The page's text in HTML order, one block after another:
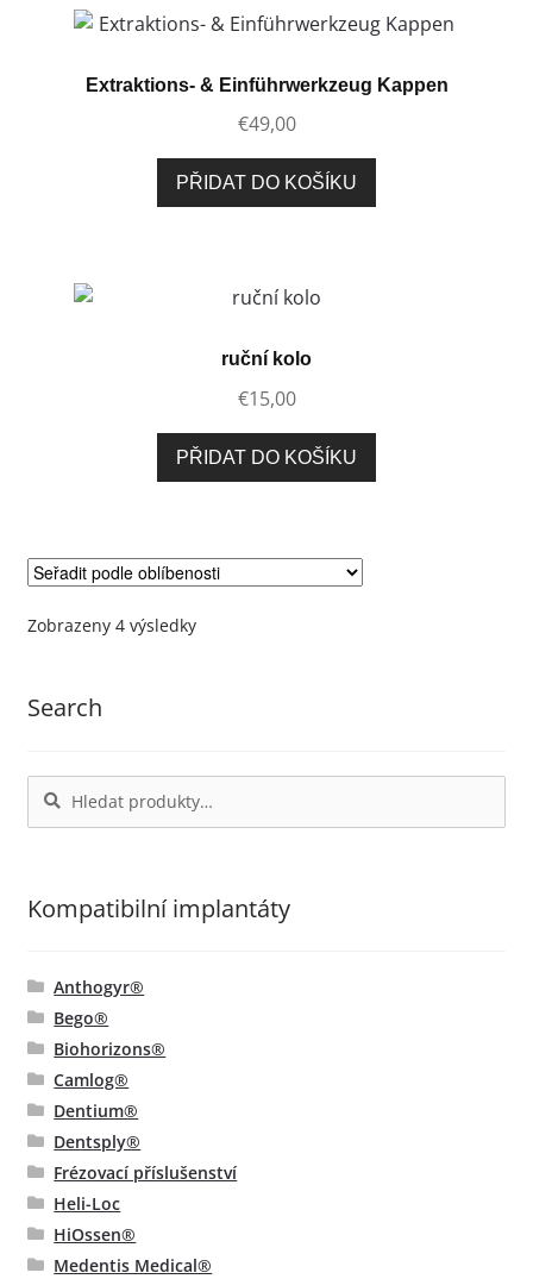
Extraktions- & Einführwerkzeug Kappen
€49,00
PŘIDAT DO KOŠÍKU
ruční kolo
€15,00
PŘIDAT DO KOŠÍKU
Zobrazeny 4 výsledkySeřazeno
Search
Hledat
Kompatibilní implantáty
Anthogyr®
Bego®
Biohorizons®
Camlog®
Dentium®
Dentsply®
Frézovací příslušenství
Heli-Loc
HiOssen®
Medentis Medical®